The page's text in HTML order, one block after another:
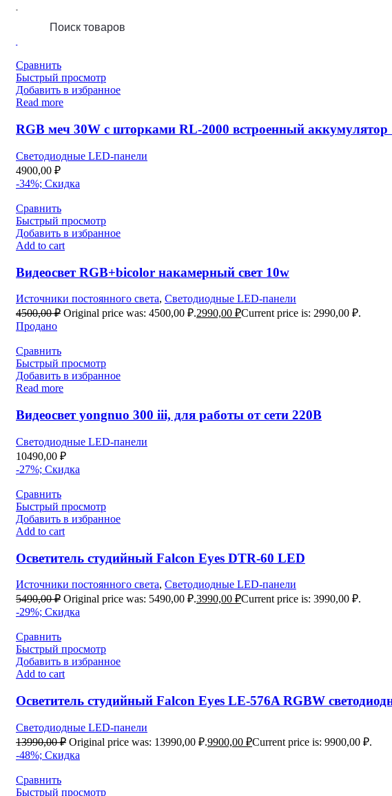
Похожие товары:
Сравнить
Быстрый просмотр
Добавить в избранное
Read more
RGB меч 30W с шторками RL-2000 встроенный аккумулятор
Светодиодные LED-панели
4900,00 ₽
-34%; Скидка
Сравнить
Быстрый просмотр
Добавить в избранное
Add to cart
Видеосвет RGB+bicolor накамерный свет 10w
Источники постоянного света, Светодиодные LED-панели
4500,00₽ Original price was: 4500,00 ₽.2990,00 ₽Current price is: 2990,00 ₽.
Продано
Сравнить
Быстрый просмотр
Добавить в избранное
Read more
Видеосвет yongnuo 300 iii, для работы от сети 220В
Светодиодные LED-панели
10490,00 ₽
-27%; Скидка
Сравнить
Быстрый просмотр
Добавить в избранное
Add to cart
Осветитель студийный Falcon Eyes DTR-60 LED
Источники постоянного света, Светодиодные LED-панели
5490,00₽ Original price was: 5490,00 ₽.3990,00 ₽Current price is: 3990,00 ₽.
-29%; Скидка
Сравнить
Быстрый просмотр
Добавить в избранное
Add to cart
Осветитель студийный Falcon Eyes LE-576A RGBW
Светодиодные LED-панели
13990,00₽ Original price was: 13990,00 ₽.9900,00 ₽Current price is: 9900,00 ₽.
-48%; Скидка
Сравнить
Быстрый просмотр